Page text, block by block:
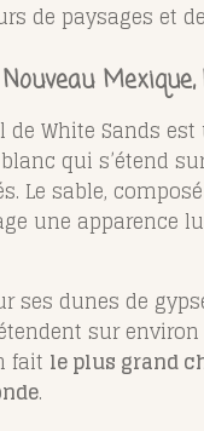
de paysages et
de White Sands
qui s’étend
Le sable,
une apparence
ses dunes de
sur
fait le plus grand
.